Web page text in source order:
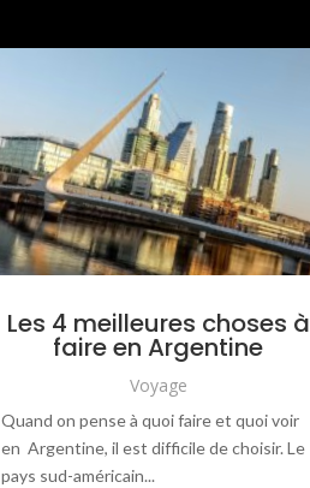
Les 4 meilleures choses à
faire en Argentine
Voyage
Quand on pense à quoi faire et quoi voir
en Argentine, il est difficile de choisir. Le
pays sud-américain...